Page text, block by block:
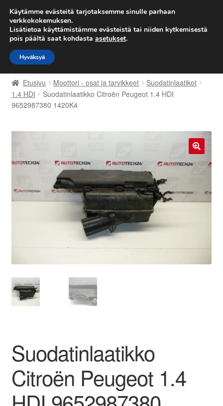
TOIMITUS alkaen 7 EUR
Siirry
navigointiin
Siirry
sisältöön
Etusivu
Kärry
Maailmanlaajuinen toimitus
Maksut
Reklamaatiomenettely
Tarkista
Tilini
Valitukset
Etusivu Moottori - osat ja tarvikkeet
Suodatinlaatikot
1.4 HDI
Suodatinlaatikko Citroën Peugeot 1.4 HDI
9652987380 1420K4
🔍
Suodatinlaatikko
Citroën Peugeot 1.4
Käytämme evästeitä tarjotaksemme sinulle parhaan
verkkokokemuksen.
Lisätietoa käyttämistämme evästeistä tai niiden kytkemisestä
pois päältä saat kohdasta asetukset.
Hyväksyä